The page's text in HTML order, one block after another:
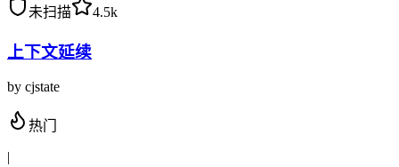
未扫描
4.5k
上下文延续
by cjstate
热门
|